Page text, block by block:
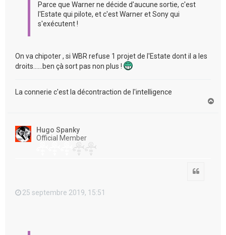
Parce que Warner ne décide d'aucune sortie, c'est
l'Estate qui pilote, et c'est Warner et Sony qui
s'exécutent !
On va chipoter , si WBR refuse 1 projet de l'Estate dont il a les
droits......ben çà sort pas non plus !
La connerie c'est la décontraction de l'intelligence
Hugo Spanky
Official Member
25 septembre 2019, 15:51